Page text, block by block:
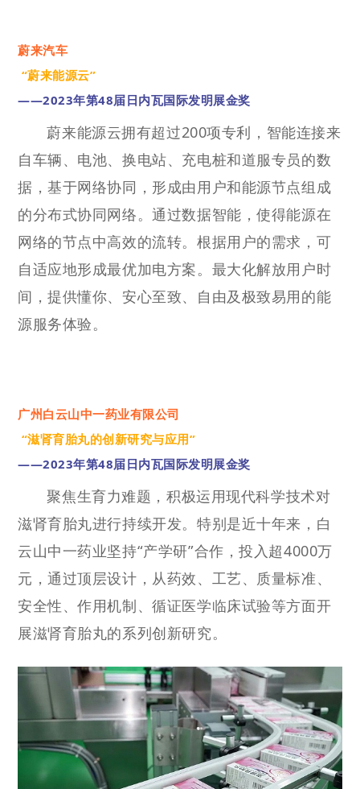
蔚来汽车
“蔚来能源云”
——2023年第48届日内瓦国际发明展金奖
蔚来能源云拥有超过200项专利，智能连接来
自车辆、电池、换电站、充电桩和道服专员的数
据，基于网络协同，形成由用户和能源节点组成
的分布式协同网络。通过数据智能，使得能源在
网络的节点中高效的流转。根据用户的需求，可
自适应地形成最优加电方案。最大化解放用户时
间，提供懂你、安心至致、自由及极致易用的能
源服务体验。
广州白云山中一药业有限公司
“滋肾育胎丸的创新研究与应用”
——2023年第48届日内瓦国际发明展金奖
聚焦生育力难题，积极运用现代科学技术对
滋肾育胎丸进行持续开发。特别是近十年来，白
云山中一药业坚持“产学研”合作，投入超4000万
元，通过顶层设计，从药效、工艺、质量标准、
安全性、作用机制、循证医学临床试验等方面开
展滋肾育胎丸的系列创新研究。